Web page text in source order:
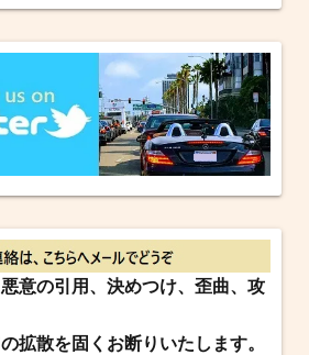
意の引用、決めつけ、歪曲、攻
拡散を固くお断りいたします。